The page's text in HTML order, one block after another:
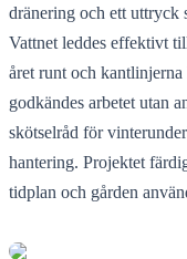
dränering och ett uttryck
Vattnet leddes effektivt
året runt och
godkändes arbetet utan
skötselråd för
hantering. Projektet
tidplan och gården